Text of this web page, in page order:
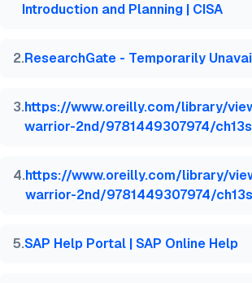
  month  = aug,
}
Introduction and Planning | CISA
2.ResearchGate - Temporarily
3.https://www.oreilly.com/library/
warrior-2nd/9781449307974/
4.https://www.oreilly.com/library/
warrior-2nd/9781449307974/
5.SAP Help Portal | SAP Online Help